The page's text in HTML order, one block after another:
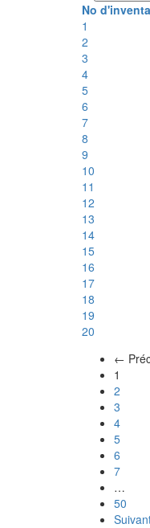
No
1
2
3
4
5
6
7
8
9
10
11
12
13
14
15
16
17
18
19
20
←
1
2
3
4
5
6
7
…
50